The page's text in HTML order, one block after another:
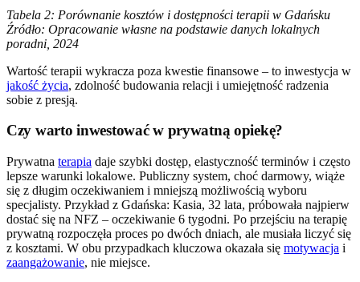
Tabela 2: Porównanie kosztów i dostępności terapii w Gdańsku
Źródło: Opracowanie własne na podstawie danych lokalnych
poradni, 2024
Wartość terapii wykracza poza kwestie finansowe – to inwestycja w
jakość życia, zdolność budowania relacji i umiejętność radzenia
sobie z presją.
Czy warto inwestować w prywatną opiekę?
Prywatna terapia daje szybki dostęp, elastyczność terminów i często
lepsze warunki lokalowe. Publiczny system, choć darmowy, wiąże
się z długim oczekiwaniem i mniejszą możliwością wyboru
specjalisty. Przykład z Gdańska: Kasia, 32 lata, próbowała najpierw
dostać się na NFZ – oczekiwanie 6 tygodni. Po przejściu na terapię
prywatną rozpoczęła proces po dwóch dniach, ale musiała liczyć się
z kosztami. W obu przypadkach kluczowa okazała się motywacja i
zaangażowanie, nie miejsce.